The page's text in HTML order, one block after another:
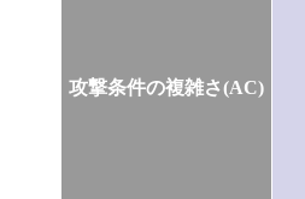
攻撃条件の複雑さ(AC)